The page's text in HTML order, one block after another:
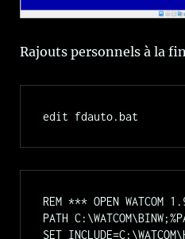
Rajouts personnels à la
REM *** OPEN WATCOM
PATH
SET